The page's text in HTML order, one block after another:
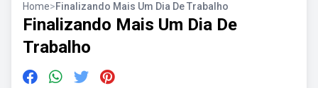
Home>Finalizando Mais Um Dia De Trabalho
Finalizando Mais Um Dia De
Trabalho